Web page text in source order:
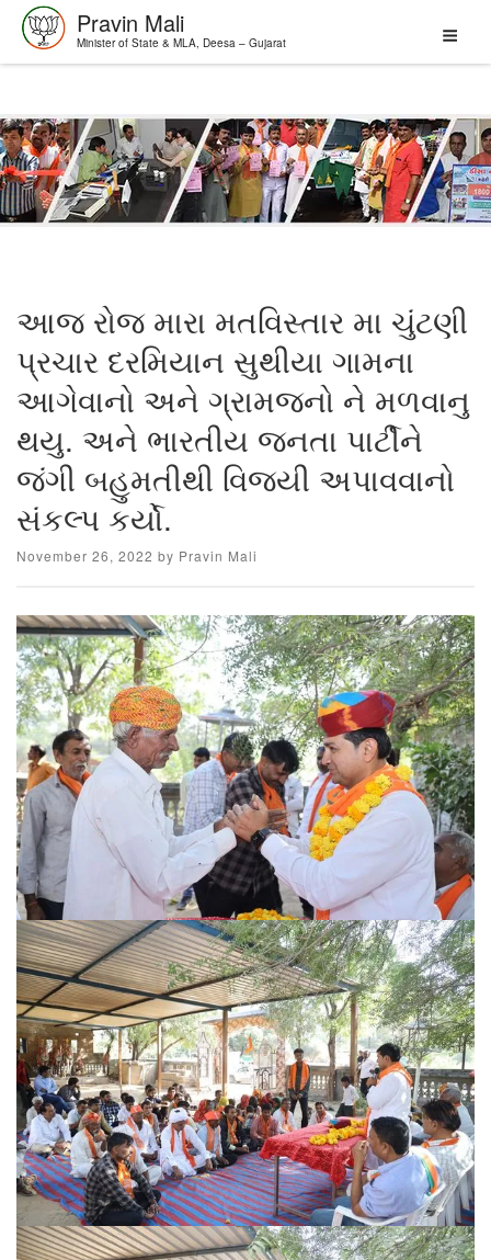
Skip
to
content
Pravin Mali
Minister of State & MLA, Deesa – Gujarat
આજ રોજ મારા મતવિસ્તાર મા ચુંટણી
પ્રચાર દરમિયાન સુથીયા ગામના
આગેવાનો અને ગ્રામજનો ને મળવાનુ
થયુ. અને ભારતીય જનતા પાર્ટીને
જંગી બહુમતીથી વિજયી અપાવવાનો
સંકલ્પ કર્યો.
Posted
November 26, 2022 by Pravin Mali